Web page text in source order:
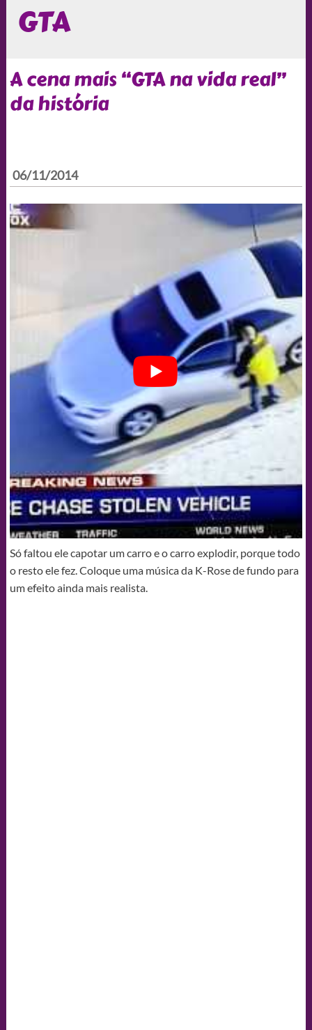
GTA
A cena mais “GTA na vida real”
da história
06/11/2014
Só faltou ele capotar um carro e o carro explodir, porque todo
o resto ele fez. Coloque uma música da K-Rose de fundo para
um efeito ainda mais realista.